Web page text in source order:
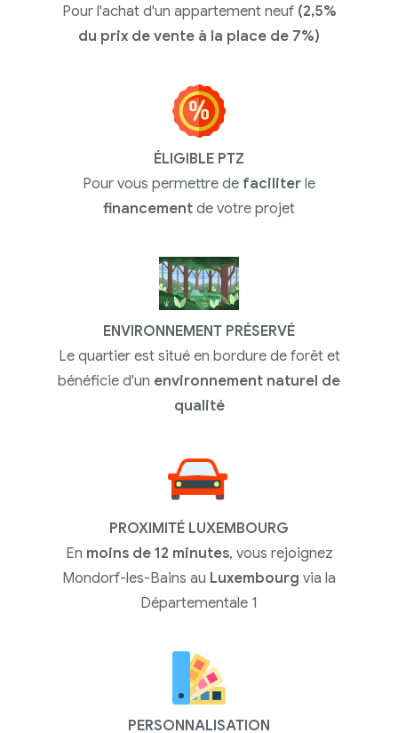
Pour l'achat d'un appartement neuf (2,5%
du prix de vente à la place de 7%)
ÉLIGIBLE PTZ
Pour vous permettre de faciliterle
financementde votre projet
ENVIRONNEMENT PRÉSERVÉ
Le quartier est situé en bordure de forêt et
bénéficie d'un environnement naturel de
qualité
PROXIMITÉ LUXEMBOURG
En moins de 12 minutes, vous rejoignez
Mondorf-les-Bains au Luxembourg via la
Départementale 1
PERSONNALISATION